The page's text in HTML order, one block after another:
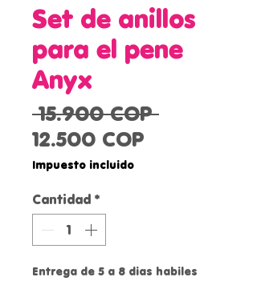
Set de anillos
para el pene
Anyx
15.900 COP Precio
12.500 COP
Impuesto incluido
Cantidad *
Entrega de 5 a 8 dias habiles